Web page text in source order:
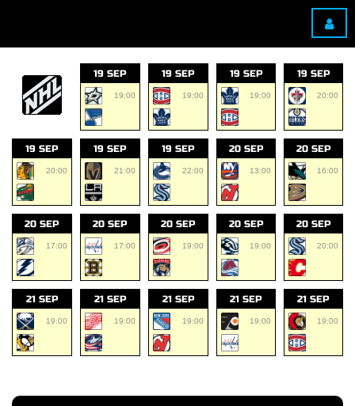
19 SEP
19:00
19 SEP
19:00
19 SEP
19:00
19 SEP
20:00
19 SEP
20:00
19 SEP
21:00
19 SEP
22:00
20 SEP
13:00
20 SEP
16:00
20 SEP
17:00
20 SEP
17:00
20 SEP
19:00
20 SEP
19:00
20 SEP
20:00
21 SEP
19:00
21 SEP
19:00
21 SEP
19:00
21 SEP
19:00
21 SEP
19:00